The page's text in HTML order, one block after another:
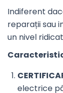
Indiferent
reparații sau
un nivel
electrice